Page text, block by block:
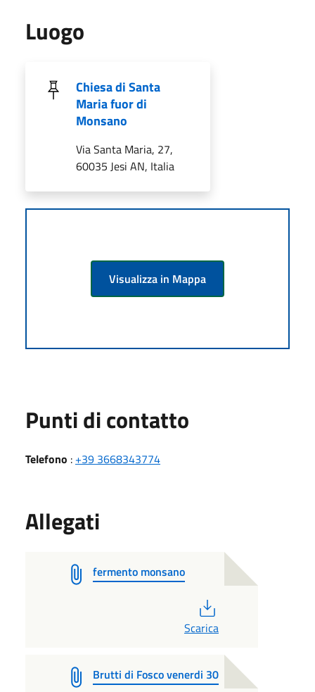
Luogo
Chiesa di Santa
Maria fuor di
Monsano
Via Santa Maria, 27,
60035 Jesi AN, Italia
Visualizza in Mappa
Punti di contatto
Telefono : +39 3668343774
Allegati
fermento monsano
Scarica
Brutti di Fosco venerdi 30